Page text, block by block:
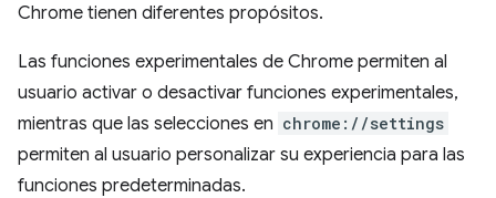
Chrome tienen diferentes propósitos.
Las funciones experimentales de Chrome permiten al
usuario activar o desactivar funciones experimentales,
mientras que las selecciones en chrome://settings
permiten al usuario personalizar su experiencia para las
funciones predeterminadas.